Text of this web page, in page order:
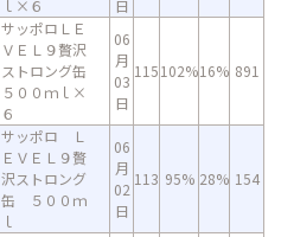
ｌ×６
日
サッポロＬＥ
ＶＥＬ９贅沢
ストロング缶
５００ｍｌ×
６
06
月
03
日
115102%16% 891
サッポロ Ｌ
ＥＶＥＬ９贅
沢ストロング
缶 ５００ｍ
ｌ
06
月
02
日
113 95% 28% 154